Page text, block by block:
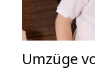
Umzüge